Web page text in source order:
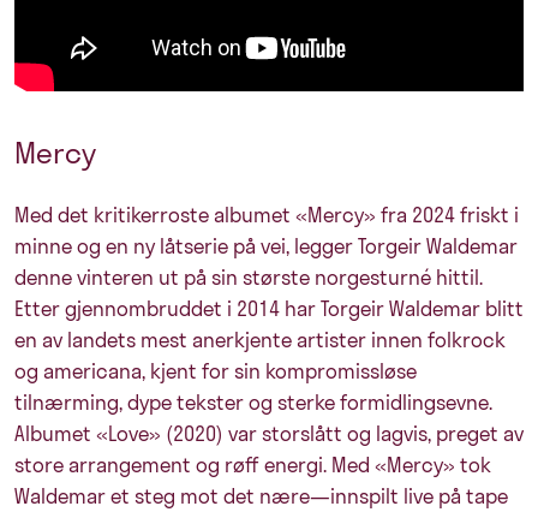
Mercy
Med det kritikerroste albumet «Mercy» fra 2024 friskt i
minne og en ny låtserie på vei, legger Torgeir Waldemar
denne vinteren ut på sin største norgesturné hittil.
Etter gjennombruddet i 2014 har Torgeir Waldemar blitt
en av landets mest anerkjente artister innen folkrock
og americana, kjent for sin kompromissløse
tilnærming, dype tekster og sterke formidlingsevne.
Albumet «Love» (2020) var storslått og lagvis, preget av
store arrangement og røff energi. Med «Mercy» tok
Waldemar et steg mot det nære—innspilt live på tape